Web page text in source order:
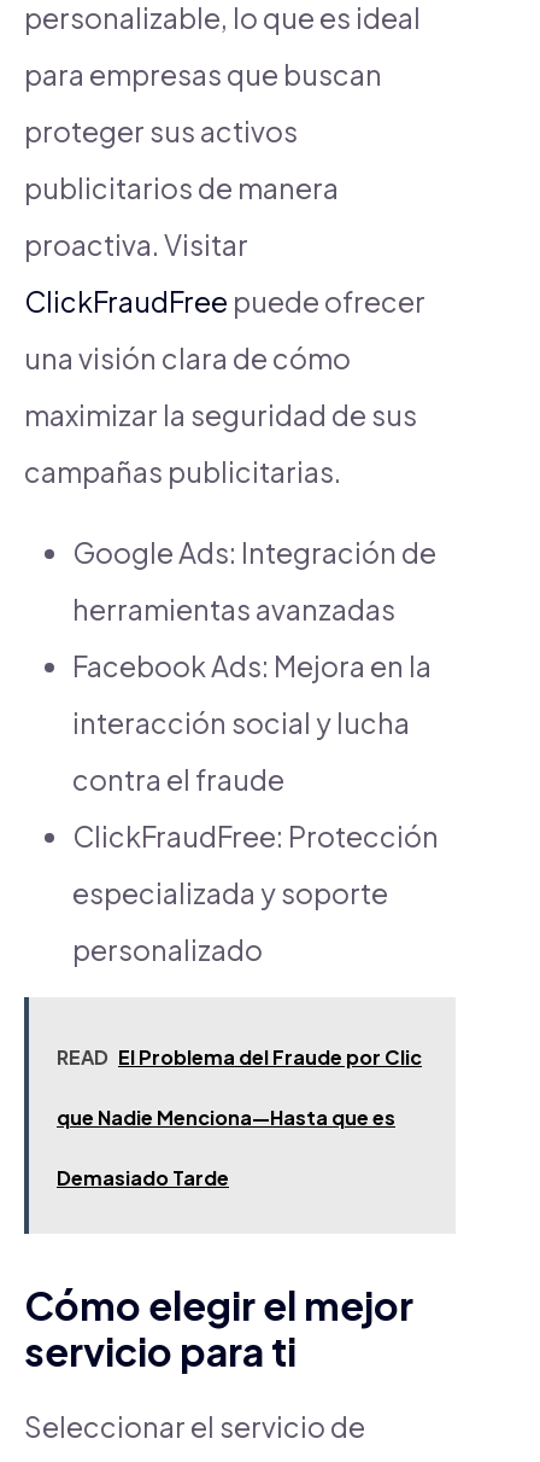
personalizable, lo que es ideal
para empresas que buscan
proteger sus activos
publicitarios de manera
proactiva. Visitar
ClickFraudFree puede ofrecer
una visión clara de cómo
maximizar la seguridad de sus
campañas publicitarias.
Google Ads: Integración de
herramientas avanzadas
Facebook Ads: Mejora en la
interacción social y lucha
contra el fraude
ClickFraudFree: Protección
especializada y soporte
personalizado
READ El Problema del Fraude por Clic
que Nadie Menciona—Hasta que es
Demasiado Tarde
Cómo elegir el mejor
servicio para ti
Seleccionar el servicio de